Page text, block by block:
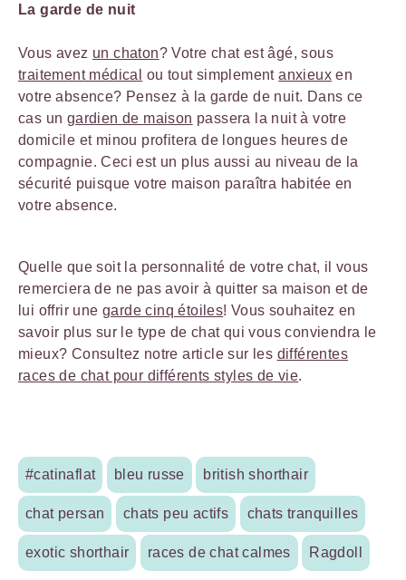
La garde de nuit
Vous avez un chaton? Votre chat est âgé, sous
traitement médical
ou tout simplementanxieux en
votre absence? Pensez à la garde de nuit. Dans ce
cas un gardien de maison passera la nuit à votre
domicile et minou profitera de longues heures de
compagnie. Ceci est un plus aussi au niveau de la
sécurité puisque votre maison paraîtra habitée en
votre absence.
Quelle que soit la personnalité de votre chat, il vous
remerciera de ne pas avoir à quitter sa maison et de
lui offrir unegarde cinq étoiles! Vous souhaitez en
savoir plus sur le type de chat qui vous conviendra le
mieux? Consultez notre article sur les différentes
races de chat pour différents styles de vie.
#catinaflat bleu russe british shorthair
chat persan chats peu actifs chats tranquilles
exotic shorthair races de chat calmes Ragdoll